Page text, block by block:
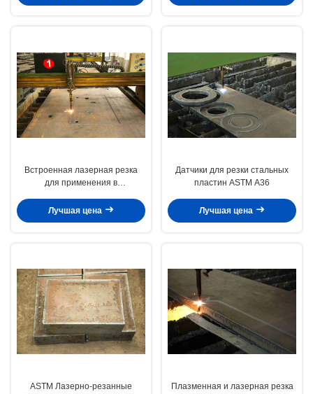
Встроенная лазерная резка
для применения в
Лучшая цена
Датчики для резки стальных
пластин ASTM A36
Лучшая цена
ASTM Лазерно-резанные
Плазменная и лазерная резка